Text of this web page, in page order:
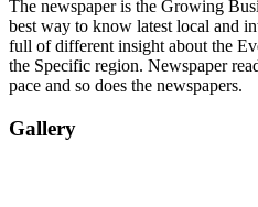
The newspaper is the Growing
best way to know latest local and
full of different insight about the
the Specific region. Newspaper
pace and so does the newspapers.
Gallery